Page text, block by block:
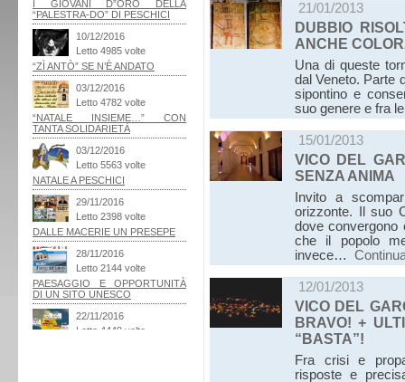
21/01/2013
DUBBIO
ANCHE
Una di queste
dal Veneto. Parte
sipontino e
suo genere e fra
15/01/2013
VICO DEL
SENZA ANIMA
Invito a
orizzonte. Il suo
dove convergono
che il popolo
invece…
12/01/2013
VICO DEL
BRAVO! +
“BASTA”!
Fra crisi e
risposte e